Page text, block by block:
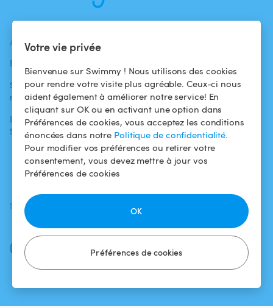
Votre vie privée
Bienvenue sur Swimmy ! Nous utilisons des cookies
pour rendre votre visite plus agréable. Ceux-ci nous
aident également à améliorer notre service! En
cliquant sur OK ou en activant une option dans
Préférences de cookies, vous acceptez les conditions
énoncées dans notre Politique de confidentialité.
Pour modifier vos préférences ou retirer votre
consentement, vous devez mettre à jour vos
Préférences de cookies
Préférences de cookies
OK
ACTUALITÉS
Blog
Swimmy dans les
médias
L'aventure
Swimmy
baigneurs
Pour les
propriétaires
Louer ma piscine
Comment ça
marche ?
Conditions
d'utilisation
Politique de
confidentialité
Mentions légales
SUIVEZ-NOUS
Facebook
Instagram